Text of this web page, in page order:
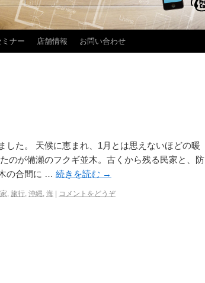
ミナー 店舗情報 お問い合わせ
した。 天候に恵まれ、1月とは思えないほどの暖
のが備瀬のフクギ並木。古くから残る民家と、防
の合間に … 続きを読む →
, 旅行, 沖縄, 海 コメントをどうぞ